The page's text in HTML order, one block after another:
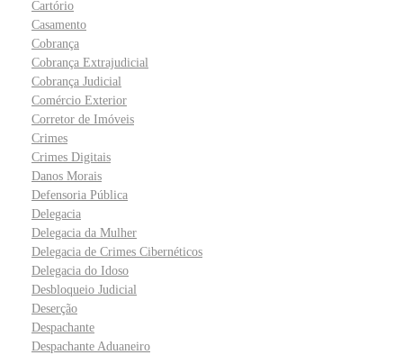
Cartório
Casamento
Cobrança
Cobrança Extrajudicial
Cobrança Judicial
Comércio Exterior
Corretor de Imóveis
Crimes
Crimes Digitais
Danos Morais
Defensoria Pública
Delegacia
Delegacia da Mulher
Delegacia de Crimes Cibernéticos
Delegacia do Idoso
Desbloqueio Judicial
Deserção
Despachante
Despachante Aduaneiro